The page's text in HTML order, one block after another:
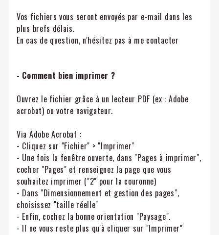
Vos fichiers vous seront envoyés par e-mail dans les
plus brefs délais.
En cas de question, n'hésitez pas à me contacter
- Comment bien imprimer ?
Ouvrez le fichier grâce à un lecteur PDF (ex : Adobe
acrobat) ou votre navigateur.
Via Adobe Acrobat :
- Cliquez sur "Fichier" > "Imprimer"
- Une fois la fenêtre ouverte, dans "Pages à imprimer",
cocher "Pages" et renseignez la page que vous
souhaitez imprimer ("2" pour la couronne)
- Dans "Dimensionnement et gestion des pages",
choisissez "taille réelle"
- Enfin, cochez la bonne orientation "Paysage".
- Il ne vous reste plus qu'à cliquer sur "Imprimer"